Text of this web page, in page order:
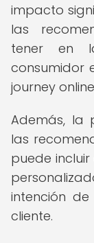
impacto
las
tener en
consumidor
journey
Además, la
las
puede
intención
cliente.